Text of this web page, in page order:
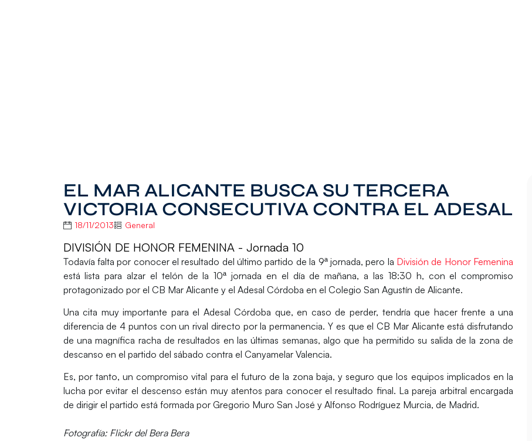
EL MAR ALICANTE BUSCA SU TERCERA
VICTORIA CONSECUTIVA CONTRA EL ADESAL
18/11/2013 General
DIVISIÓN DE HONOR FEMENINA - Jornada 10
Todavía falta por conocer el resultado del último partido de la 9ª jornada, pero la División de Honor Femenina
está lista para alzar el telón de la 10ª jornada en el día de mañana, a las 18:30 h, con el compromiso
protagonizado por el CB Mar Alicante y el Adesal Córdoba en el Colegio San Agustín de Alicante.
Una cita muy importante para el Adesal Córdoba que, en caso de perder, tendría que hacer frente a una
diferencia de 4 puntos con un rival directo por la permanencia. Y es que elCB Mar Alicante está disfrutando
de una magnífica racha de resultados en las últimas semanas, algo que ha permitido su salida de la zona de
descanso en el partido del sábado contra el Canyamelar Valencia.
Es, por tanto, un compromiso vital para el futuro de la zona baja, y seguro que los equipos implicados en la
lucha por evitar el descenso están muy atentos para conocer el resultado final. La pareja arbitral encargada
de dirigir el partido está formada por Gregorio Muro San José y Alfonso Rodríguez Murcia, de Madrid.
Fotografía: Flickr del Bera Bera